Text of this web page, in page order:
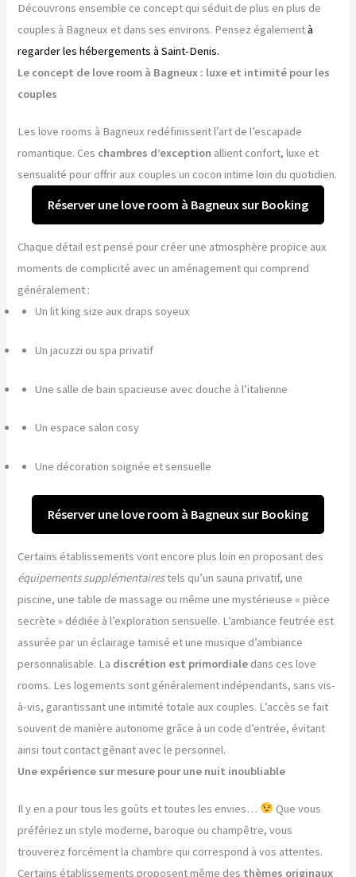
Découvrons ensemble ce concept qui séduit de plus en plus de
couples à Bagneux et dans ses environs. Pensez égalementà
regarder les hébergements à Saint-Denis.
Le concept de love room à Bagneux : luxe et intimité pour les
couples
Les love rooms à Bagneux redéfinissent l’art de l’escapade
romantique. Ces chambres d’exception allient confort, luxe et
sensualité pour offrir aux couples un cocon intime loin du quotidien.
Réserver une love room à Bagneux sur Booking
Chaque détail est pensé pour créer une atmosphère propice aux
moments de complicité avec un aménagement qui comprend
généralement :
Un lit king size aux draps soyeux
Un jacuzzi ou spa privatif
Une salle de bain spacieuse avec douche à l’italienne
Un espace salon cosy
Une décoration soignée et sensuelle
Réserver une love room à Bagneux sur Booking
Certains établissements vont encore plus loin en proposant des
équipements supplémentairestels qu’un sauna privatif, une
piscine, une table de massage ou même une mystérieuse « pièce
secrète » dédiée à l’exploration sensuelle. L’ambiance feutrée est
assurée par un éclairage tamisé et une musique d’ambiance
personnalisable. La discrétion est primordiale dans ces love
rooms. Les logements sont généralement indépendants, sans vis-
à-vis, garantissant une intimité totale aux couples. L’accès se fait
souvent de manière autonome grâce à un code d’entrée, évitant
ainsi tout contact gênant avec le personnel.
Une expérience sur mesure pour une nuit inoubliable
Il y en a pour tous les goûts et toutes les envies…
Que vous
préfériez un style moderne, baroque ou champêtre, vous
trouverez forcément la chambre qui correspond à vos attentes.
Certains établissements proposent même des thèmes originaux